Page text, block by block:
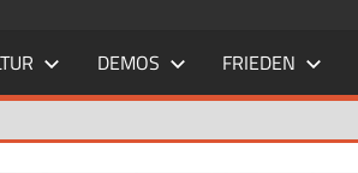
DEMOS FRIEDEN